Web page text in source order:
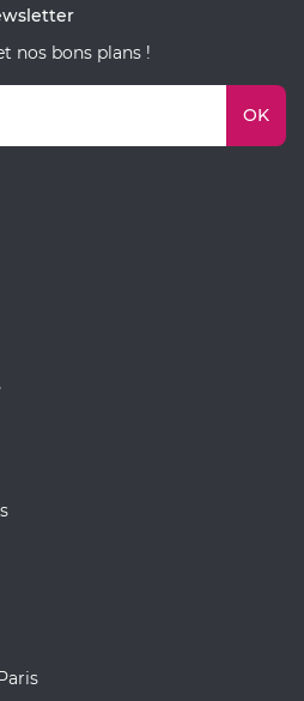
nos bons plans !
OK